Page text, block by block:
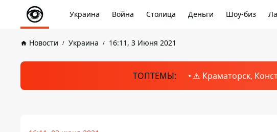
Украина Война Столица Деньги Шоу-биз
Новости Украина 16:11, 3 Июня 2021
ТОПТЕМЫ: ⚠️ Краматорск,